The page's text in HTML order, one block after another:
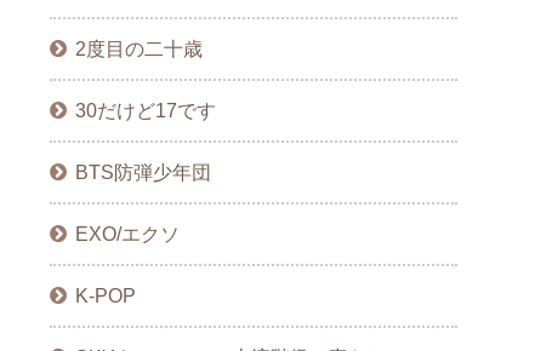
2度目の二十歳
30だけど17です
BTS防弾少年団
EXO/エクソ
K-POP